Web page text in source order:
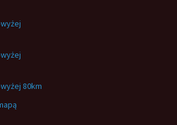
80km